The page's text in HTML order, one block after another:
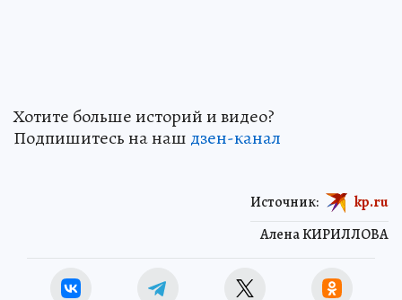
Хотите больше историй и видео?
Подпишитесь на наш дзен-канал
Алена КИРИЛЛОВА
Источник: kp.ru